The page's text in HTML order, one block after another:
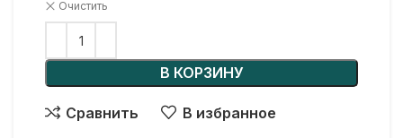
Очистить
В КОРЗИНУ
Сравнить В избранное